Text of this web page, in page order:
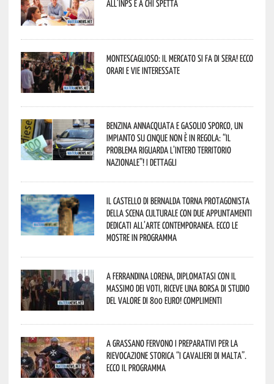
all’INPS e a chi spetta
Montescaglioso: il mercato si fa di sera! Ecco
orari e vie interessate
Benzina annacquata e gasolio sporco, un
impianto su cinque non è in regola: “il
problema riguarda l’intero territorio
Nazionale”! I dettagli
Il Castello di Bernalda torna protagonista
della scena culturale con due appuntamenti
dedicati all’arte contemporanea. Ecco le
mostre in programma
A Ferrandina Lorena, diplomatasi con il
massimo dei voti, riceve una borsa di studio
del valore di 800 euro! Complimenti
A Grassano fervono i preparativi per la
Rievocazione Storica “I CAVALIERI DI MALTA”.
Ecco il programma